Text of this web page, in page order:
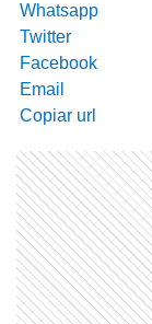
Whatsapp
Twitter
Facebook
Email
Copiar url